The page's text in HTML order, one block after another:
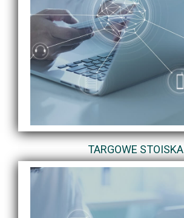
TARGOWE STOISKA